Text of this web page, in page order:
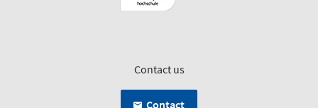
Contact us
Contact